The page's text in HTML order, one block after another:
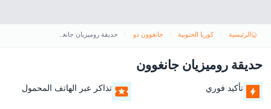
الرئيسية كوريا الجنوبية جانغوون دو حديقة روميزيان جانغوون
حديقة روميزيان جانغوون
تأكيد فوري تذاكر عبر الهاتف المحمول